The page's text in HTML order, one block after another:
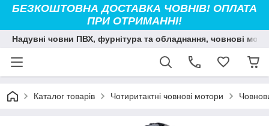
БЕЗКОШТОВНА ДОСТАВКА ЧОВНІВ! ОПЛАТА
ПРИ ОТРИМАННІ!
Надувні човни ПВХ, фурнітура та обладнання, човнові
Каталог товарів Чотиритактні човнові мотори